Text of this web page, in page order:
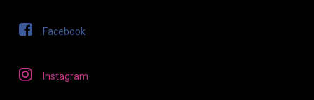
Facebook
Instagram